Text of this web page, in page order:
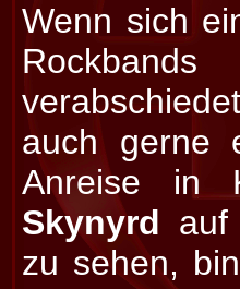
Wenn sich
Rockbands
auch gerne
Anreise in
Skynyrd auf
zu sehen,